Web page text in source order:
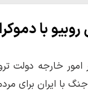
با
امور خارجه دولت
با ایران برای